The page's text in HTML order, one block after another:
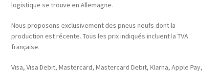
logistique se trouve en Allemagne.
Nous proposons exclusivement des pneus neufs dont la
production est récente. Tous les prix indiqués incluent la TVA
française.
Visa, Visa Debit, Mastercard, Mastercard Debit, Klarna, Apple Pay,